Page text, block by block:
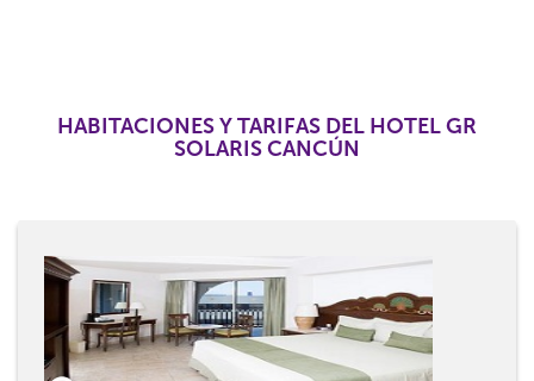
HABITACIONES Y TARIFAS DEL HOTEL GR
SOLARIS CANCÚN